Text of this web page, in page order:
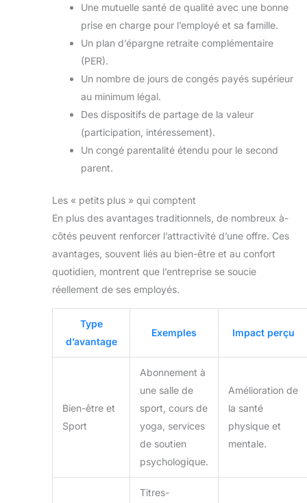
Une mutuelle santé de qualité avec une bonne
prise en charge pour l’employé et sa famille.
Un plan d’épargne retraite complémentaire
(PER).
Un nombre de jours de congés payés supérieur
au minimum légal.
Des dispositifs de partage de la valeur
(participation, intéressement).
Un congé parentalité étendu pour le second
parent.
Les « petits plus » qui comptent
En plus des avantages traditionnels, de nombreux à-
côtés peuvent renforcer l’attractivité d’une offre. Ces
avantages, souvent liés au bien-être et au confort
quotidien, montrent que l’entreprise se soucie
réellement de ses employés.
Type
d’avantage
Exemples Impact perçu
Bien-être et
Sport
Abonnement à
une salle de
sport, cours de
yoga, services
de soutien
psychologique.
Amélioration de
la santé
physique et
mentale.
Titres-